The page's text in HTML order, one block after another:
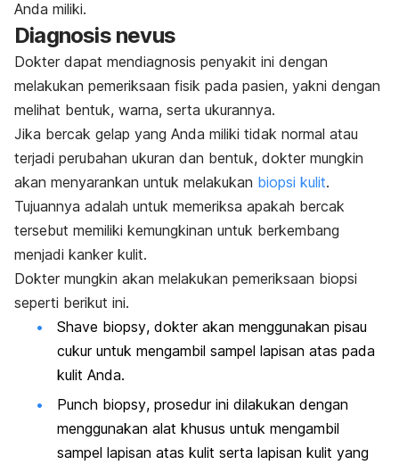
Anda miliki.
Diagnosis nevus
Dokter dapat mendiagnosis penyakit ini dengan
melakukan pemeriksaan fisik pada pasien, yakni dengan
melihat bentuk, warna, serta ukurannya.
Jika bercak gelap yang Anda miliki tidak normal atau
terjadi perubahan ukuran dan bentuk, dokter mungkin
akan menyarankan untuk melakukan biopsi kulit.
Tujuannya adalah untuk memeriksa apakah bercak
tersebut memiliki kemungkinan untuk berkembang
menjadi kanker kulit.
Dokter mungkin akan melakukan pemeriksaan biopsi
seperti berikut ini.
Shave biopsy, dokter akan menggunakan pisau
cukur untuk mengambil sampel lapisan atas pada
kulit Anda.
Punch biopsy, prosedur ini dilakukan dengan
menggunakan alat khusus untuk mengambil
sampel lapisan atas kulit serta lapisan kulit yang